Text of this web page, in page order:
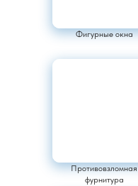
Фигурные окна
Противовзломная
фурнитура